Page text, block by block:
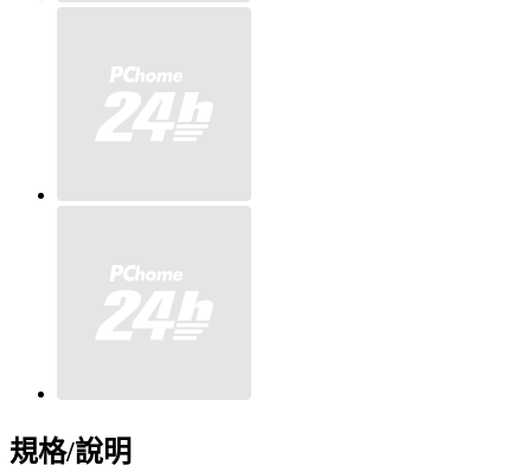
規格/說明